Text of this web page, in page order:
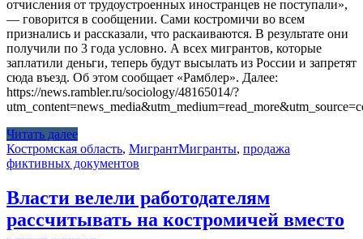
отчисления от трудоустроенных иностранцев не поступали»,
— говорится в сообщении. Сами костромичи во всем
признались и рассказали, что раскаиваются. В результате они
получили по 3 года условно. А всех мигрантов, которые
заплатили деньги, теперь будут высылать из России и запретят
сюда въезд. Об этом сообщает «Рамблер». Далее:
https://news.rambler.ru/sociology/48165014/?
Читать далее
Костромская область, МигрантМигранты, продажа
фиктивных документов
Власти велели работодателям
рассчитывать на костромичей вместо